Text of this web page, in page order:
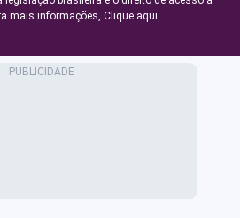
mais informações, Clique aqui.